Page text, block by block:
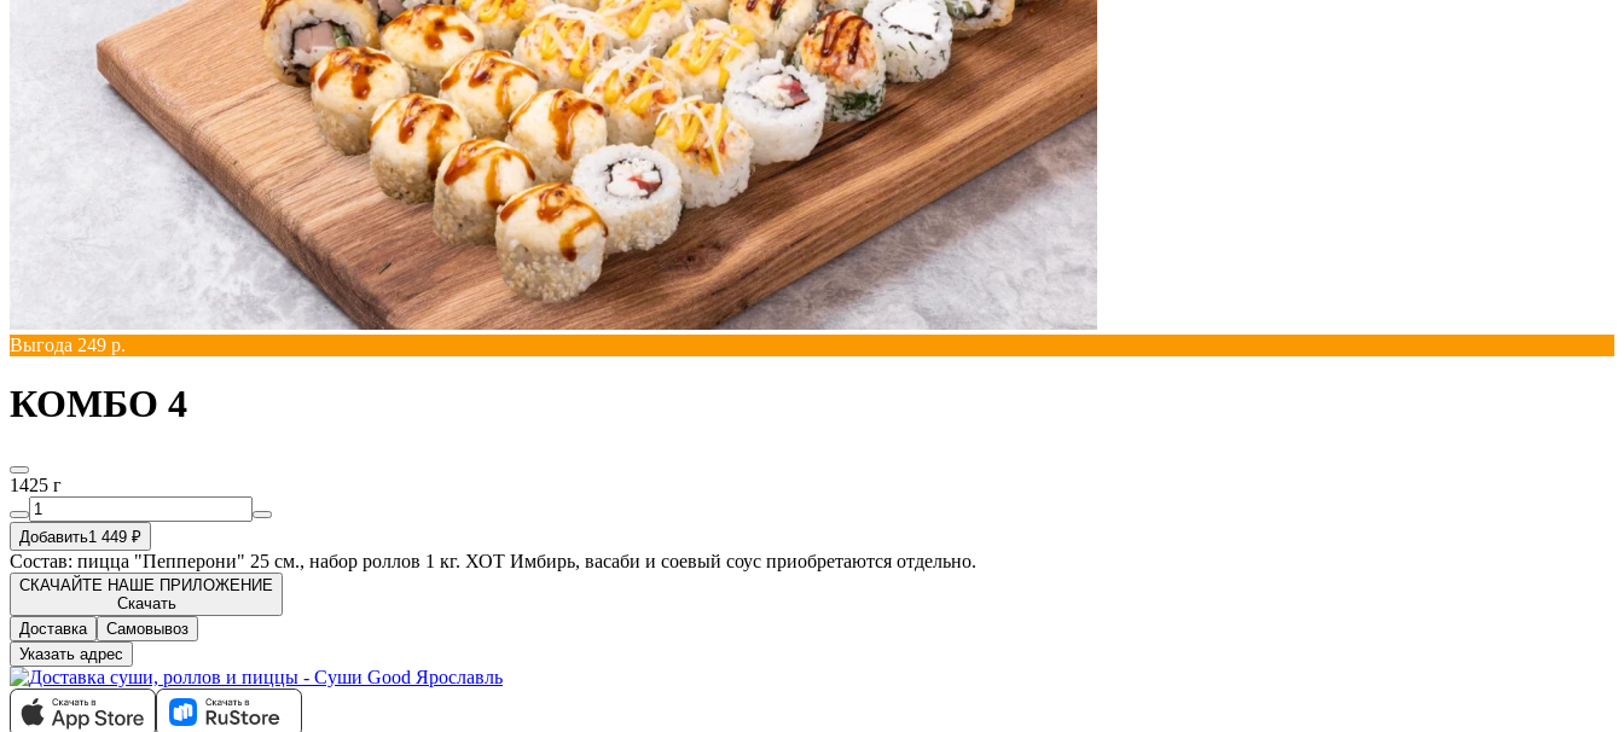
Выгода 249 р.
КОМБО 4
1425 г
Добавить1 449 ₽
Состав: пицца "Пепперони" 25 см., набор роллов 1 кг. ХОТ Имбирь, васаби и соевый соус приобретаются отдельно.
СКАЧАЙТЕ НАШЕ ПРИЛОЖЕНИЕ
Скачать
Доставка
Самовывоз
Указать адрес